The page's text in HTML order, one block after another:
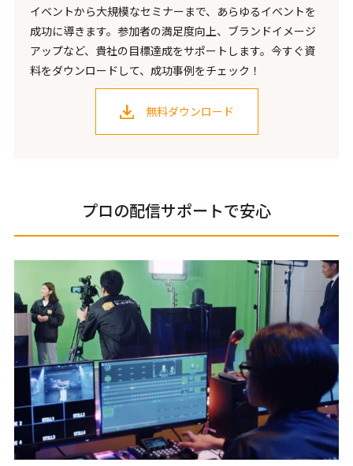
イベントから大規模なセミナーまで、あらゆるイベントを
成功に導きます。参加者の満足度向上、ブランドイメージ
アップなど、貴社の目標達成をサポートします。今すぐ資
料をダウンロードして、成功事例をチェック！
無料ダウンロード
プロの配信サポートで安心